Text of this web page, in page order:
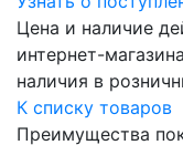
Цена и наличие
интернет-
наличия в
К списку товаров
Преимущества